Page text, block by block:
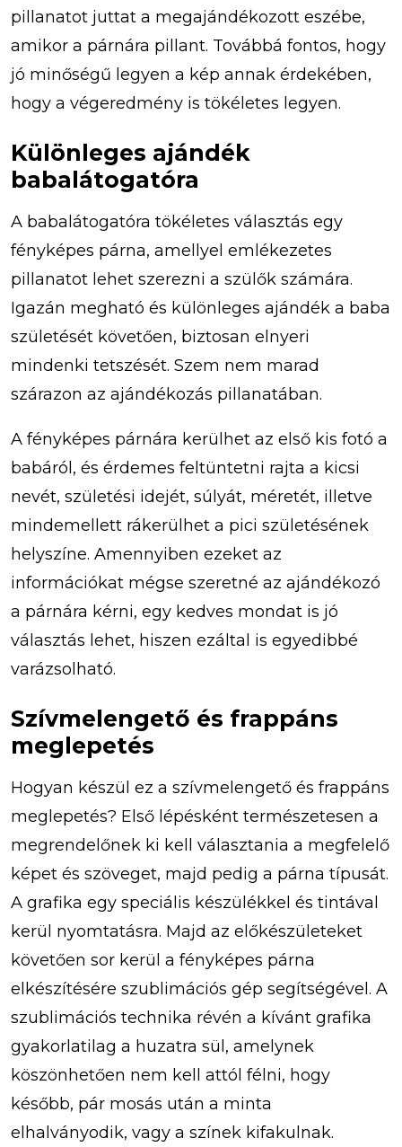
pillanatot juttat a megajándékozott eszébe,
amikor a párnára pillant. Továbbá fontos, hogy
jó minőségű legyen a kép annak érdekében,
hogy a végeredmény is tökéletes legyen.
Különleges ajándék
babalátogatóra
A babalátogatóra tökéletes választás egy
fényképes párna, amellyel emlékezetes
pillanatot lehet szerezni a szülők számára.
Igazán megható és különleges ajándék a baba
születését követően, biztosan elnyeri
mindenki tetszését. Szem nem marad
szárazon az ajándékozás pillanatában.
A fényképes párnára kerülhet az első kis fotó a
babáról, és érdemes feltüntetni rajta a kicsi
nevét, születési idejét, súlyát, méretét, illetve
mindemellett rákerülhet a pici születésének
helyszíne. Amennyiben ezeket az
információkat mégse szeretné az ajándékozó
a párnára kérni, egy kedves mondat is jó
választás lehet, hiszen ezáltal is egyedibbé
varázsolható.
Szívmelengető és frappáns
meglepetés
Hogyan készül ez a szívmelengető és frappáns
meglepetés? Első lépésként természetesen a
megrendelőnek ki kell választania a megfelelő
képet és szöveget, majd pedig a párna típusát.
A grafika egy speciális készülékkel és tintával
kerül nyomtatásra. Majd az előkészületeket
követően sor kerül a fényképes párna
elkészítésére szublimációs gép segítségével. A
szublimációs technika révén a kívánt grafika
gyakorlatilag a huzatra sül, amelynek
köszönhetően nem kell attól félni, hogy
később, pár mosás után a minta
elhalványodik, vagy a színek kifakulnak.